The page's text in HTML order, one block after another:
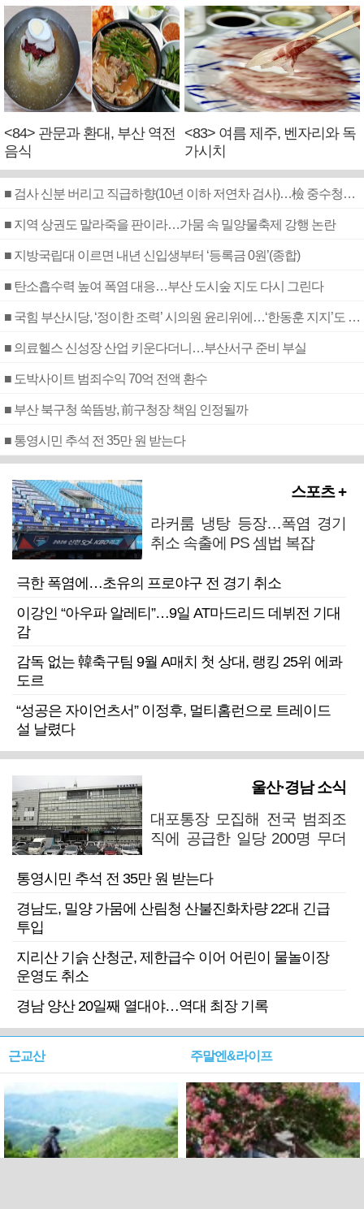
<84> 관문과 환대, 부산 역전
음식
<83> 여름 제주, 벤자리와 독
가시치
■ 검사 신분 버리고 직급하향(10년 이하 저연차 검사)…檢 중수청행 기피
■ 지역 상권도 말라죽을 판이라…가뭄 속 밀양물축제 강행 논란
■ 지방국립대 이르면 내년 신입생부터 ‘등록금 0원’(종합)
■ 탄소흡수력 높여 폭염 대응…부산 도시숲 지도 다시 그린다
■ 국힘 부산시당, ‘정이한 조력’ 시의원 윤리위에…‘한동훈 지지’도 신고접수
■ 의료헬스 신성장 산업 키운다더니…부산서구 준비 부실
■ 도박사이트 범죄수익 70억 전액 환수
■ 부산 북구청 쑥뜸방, 前구청장 책임 인정될까
■ 통영시민 추석 전 35만 원 받는다
스포츠 +
라커룸 냉탕 등장…폭염 경기
취소 속출에 PS 셈법 복잡
극한 폭염에…초유의 프로야구 전 경기 취소
이강인 “아우파 알레티”…9일 AT마드리드 데뷔전 기대
감
감독 없는 韓축구팀 9월 A매치 첫 상대, 랭킹 25위 에콰
도르
“성공은 자이언츠서” 이정후, 멀티홈런으로 트레이드
설 날렸다
울산·경남 소식
대포통장 모집해 전국 범죄조
직에 공급한 일당 200명 무더
통영시민 추석 전 35만 원 받는다
경남도, 밀양 가뭄에 산림청 산불진화차량 22대 긴급
투입
지리산 기슭 산청군, 제한급수 이어 어린이 물놀이장
운영도 취소
경남 양산 20일째 열대야…역대 최장 기록
근교산 주말엔&라이프